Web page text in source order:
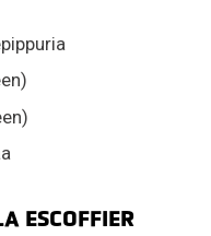
ESCOFFIER